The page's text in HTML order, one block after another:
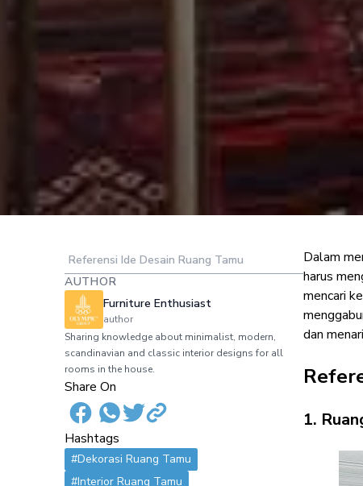
Ide Ruang
Referensi Ide Desain Ruang Tamu
AUTHOR
Furniture Enthusiast
author
Sharing knowledge about minimalist, modern,
scandinavian and classic interior designs for all
rooms in the house.
Share On
Hashtags
#Dekorasi Ruang Tamu
#Interior Ruang Tamu
Dalam
harus
mencari
dan
1.